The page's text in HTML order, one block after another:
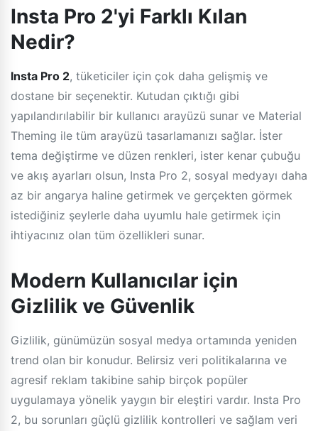
Insta Pro 2'yi Farklı Kılan
Nedir?
Insta Pro 2, tüketiciler için çok daha gelişmiş ve
dostane bir seçenektir. Kutudan çıktığı gibi
yapılandırılabilir bir kullanıcı arayüzü sunar ve Material
Theming ile tüm arayüzü tasarlamanızı sağlar. İster
tema değiştirme ve düzen renkleri, ister kenar çubuğu
ve akış ayarları olsun, Insta Pro 2, sosyal medyayı daha
az bir angarya haline getirmek ve gerçekten görmek
istediğiniz şeylerle daha uyumlu hale getirmek için
ihtiyacınız olan tüm özellikleri sunar.
Modern Kullanıcılar için
Gizlilik ve Güvenlik
Gizlilik, günümüzün sosyal medya ortamında yeniden
trend olan bir konudur. Belirsiz veri politikalarına ve
agresif reklam takibine sahip birçok popüler
uygulamaya yönelik yaygın bir eleştiri vardır. Insta Pro
2, bu sorunları güçlü gizlilik kontrolleri ve sağlam veri